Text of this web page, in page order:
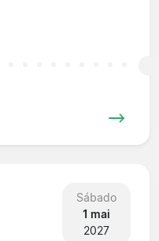
Sábado
1 mai
2027